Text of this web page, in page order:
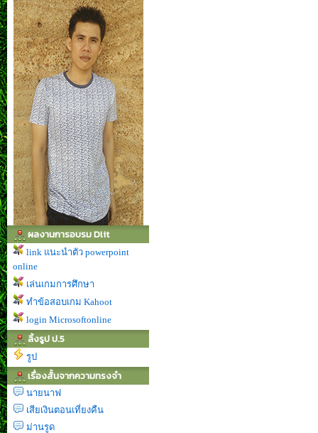
ผลงานการอบรม Dlit
link แนะนำตัว powerpoint
online
เล่นเกมการศึกษา
ทำข้อสอบเกม Kahoot
login Microsoftonline
ลิ้งรูป ป.5
รูป
เรื่องสั้นจากความทรงจำ
นายนาฟ
เสียเงินตอนเที่ยงคืน
ม่านรูด